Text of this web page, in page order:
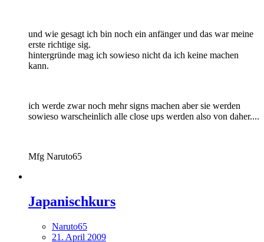
und wie gesagt ich bin noch ein anfänger und das war meine
erste richtige sig.
hintergründe mag ich sowieso nicht da ich keine machen
kann.
ich werde zwar noch mehr signs machen aber sie werden
sowieso warscheinlich alle close ups werden also von daher....
Mfg Naruto65
Japanischkurs
Naruto65
21. April 2009